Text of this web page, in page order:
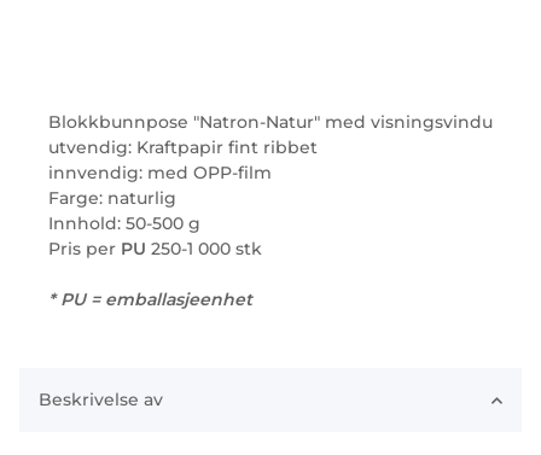
Blokkbunnpose "Natron-Natur" med visningsvindu
utvendig: Kraftpapir fint ribbet
innvendig: med OPP-film
Farge: naturlig
Innhold: 50-500 g
Pris per PU 250-1 000 stk
* PU = emballasjeenhet
Beskrivelse av